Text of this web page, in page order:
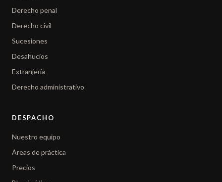
Derecho penal
Derecho civil
Sucesiones
Desahucios
Extranjería
Derecho administrativo
DESPACHO
Nuestro equipo
Áreas de práctica
Precios